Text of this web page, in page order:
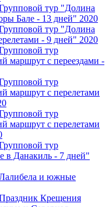
тур "Долина
Бале - 13 дней" 2020
тур "Долина
- 9 дней" 2020
тур
маршрут с переездами -
тур
маршрут с перелетами
тур
маршрут с перелетами
тур
в Данакиль - 7 дней"
и южные
Крещения